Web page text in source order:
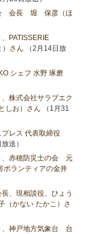
会 会長 堀 保彦（ほ
PATISSERIE
さん （2月14日放
シェフ 水野 琢磨
株式会社サラブエク
お）さん （1月31
プレス 代表取締役
送）
、赤穂防災士の会 元
ボランティアの金井
、現相談役、ひょう
（かない たかこ）さ
、神戸地方気象台 台